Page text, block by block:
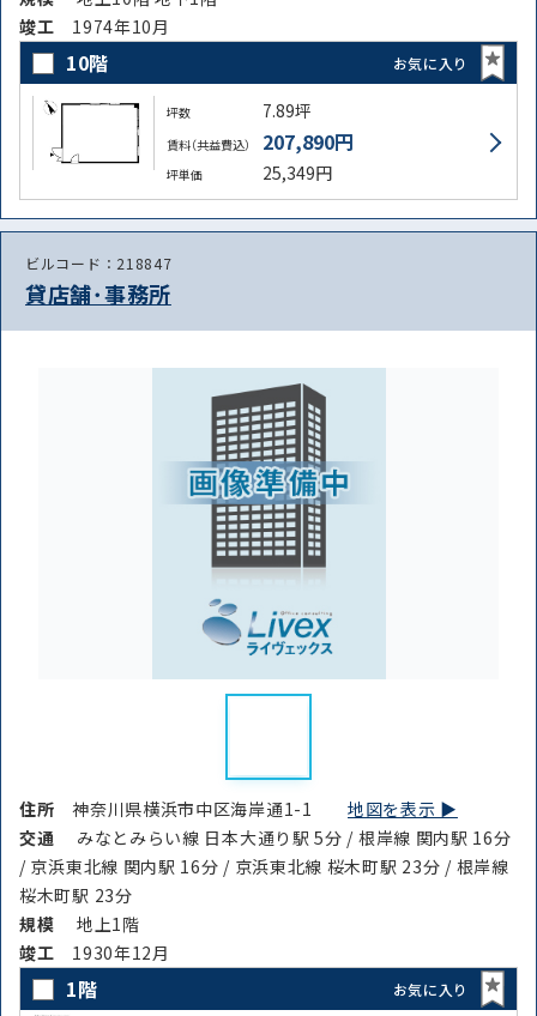
竣⼯ 1974年10月
10階 お気に入り
坪数 7.89坪
賃料（共益費込） 207,890円
坪単価 25,349円
ビルコード：218847
貸店舗･事務所
住所神奈川県横浜市中区海岸通1-1地図を表示 ▶︎
交通
みなとみらい線 日本大通り駅 5分 / 根岸線 関内駅 16分
/ 京浜東北線 関内駅 16分 / 京浜東北線 桜木町駅 23分 / 根岸線
桜木町駅 23分
規模
地上1階
竣⼯ 1930年12月
1階 お気に入り